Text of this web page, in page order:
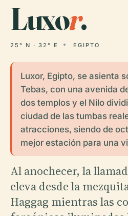
Luxor.
25° N · 32° E EGIPTO
Luxor, Egipto, se asienta
Tebas, con una avenida
dos templos y el Nilo
ciudad de las tumbas
atracciones, siendo de
mejor estación para una
Al anochecer, la
eleva desde la
Haggag mientras las